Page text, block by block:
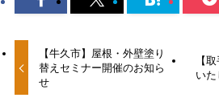
【牛久市】屋根・外壁塗り
替えセミナー開催のお知ら
せ
【
いた